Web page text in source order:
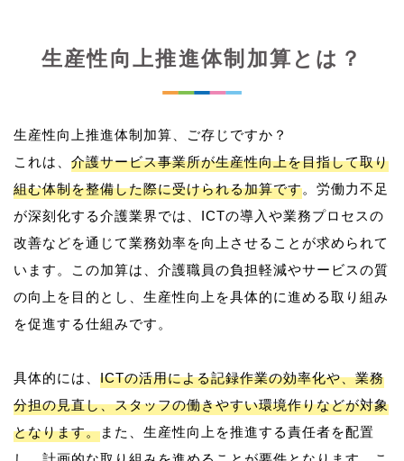
生産性向上推進体制加算とは？
生産性向上推進体制加算、ご存じですか？
これは、 介護サービス事業所が生産性向上を目指して取り
組む体制を整備した際に受けられる加算です。労働力不足
が深刻化する介護業界では、ICTの導入や業務プロセスの
改善などを通じて業務効率を向上させることが求められて
います。この加算は、介護職員の負担軽減やサービスの質
の向上を目的とし、生産性向上を具体的に進める取り組み
を促進する仕組みです。
具体的には、 ICTの活用による記録作業の効率化や、業務
分担の見直し、スタッフの働きやすい環境作りなどが対象
となります。また、生産性向上を推進する責任者を配置